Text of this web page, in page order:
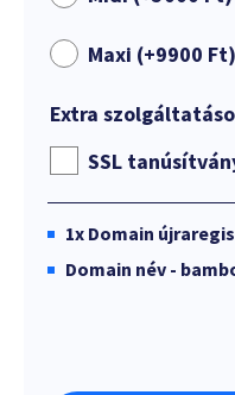
Maxi (+9900 Ft)
Extra
SSL
1x Domain
Domain név -